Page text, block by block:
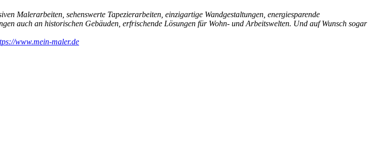
Malerarbeiten, sehenswerte Tapezierarbeiten, einzigartige Wandgestaltungen, energiesparende
auch an historischen Gebäuden, erfrischende Lösungen für Wohn- und Arbeitswelten. Und auf Wunsch sogar
www.mein-maler.de